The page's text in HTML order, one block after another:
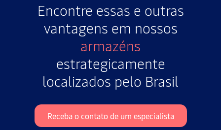
Encontre essas e outras
vantagens em nossos
armazéns
estrategicamente
localizados pelo Brasil
Receba o contato de um especialista